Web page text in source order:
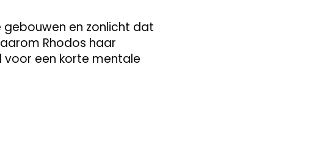
gebouwen en zonlicht dat
Rhodos haar
voor een korte mentale